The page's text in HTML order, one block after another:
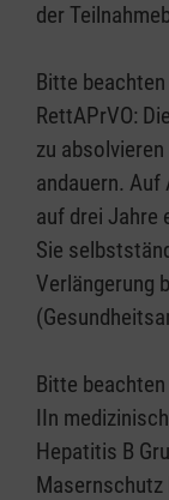
der
Bitte
RettAPrVO:
zu
andauern. Auf
auf drei Jahre
Sie
Verlängerung
Bitte
IIn
Hepatitis B